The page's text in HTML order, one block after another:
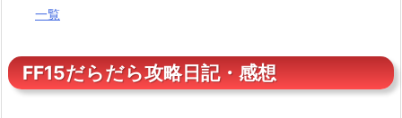
一覧
FF15だらだら攻略日記・感想